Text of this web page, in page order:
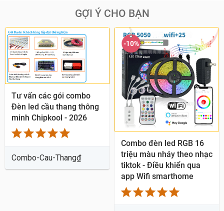
GỢI Ý CHO BẠN
Tư vấn các gói combo
Đèn led cầu thang thông
minh Chipkool - 2026
Combo-Cau-Thang₫
-10%
Combo đèn led RGB 16
triệu màu nháy theo nhạc
tiktok - Điều khiển qua
app Wifi smarthome